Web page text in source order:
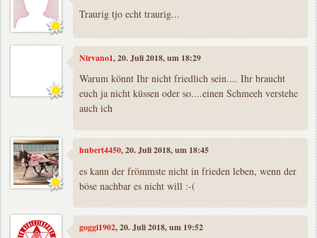
Traurig tjo echt traurig...
Nirvano1, 20. Juli 2018, um 18:29
Warum könnt Ihr nicht friedlich sein.... Ihr braucht
euch ja nicht küssen oder so....einen Schmeeh verstehe
auch ich
hubert4450, 20. Juli 2018, um 18:45
es kann der frömmste nicht in frieden leben, wenn der
böse nachbar es nicht will :-(
goggi1902, 20. Juli 2018, um 19:52